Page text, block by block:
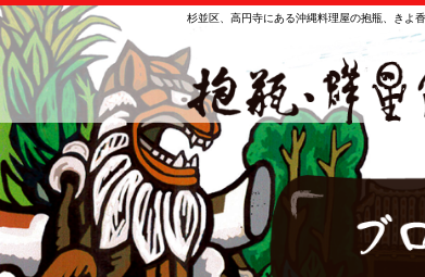
杉並区、高円寺にある沖縄料理屋の抱瓶、きよ